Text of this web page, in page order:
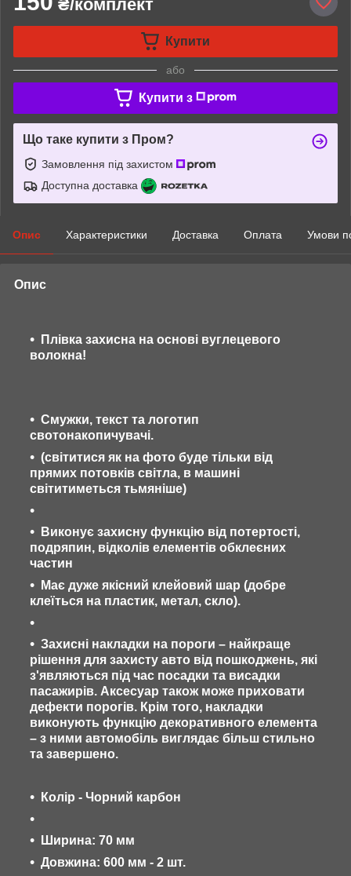
₴/комплект
Купити
або
Купити з
Що таке купити з Пром?
Замовлення під захистом
Доступна доставка
Опис Характеристики Доставка Оплата Умови
Опис
Плівка захисна на основі вуглецевого
волокна!
Смужки, текст та логотип
свотонакопичувачі.
(світитися як на фото буде тільки від
прямих потовків світла, в машині
світитиметься тьмяніше)
Виконує захисну функцію від потертості,
подряпин, відколів елементів обклеєних
частин
Має дуже якісний клейовий шар (добре
клеїться на пластик, метал, скло).
Захисні накладки на пороги – найкраще
рішення для захисту авто від пошкоджень, які
з'являються під час посадки та висадки
пасажирів. Аксесуар також може приховати
дефекти порогів. Крім того, накладки
виконують функцію декоративного елемента
– з ними автомобіль виглядає більш стильно
та завершено.
Колір - Чорний карбон
Ширина: 70 мм
Довжина: 600 мм - 2 шт.